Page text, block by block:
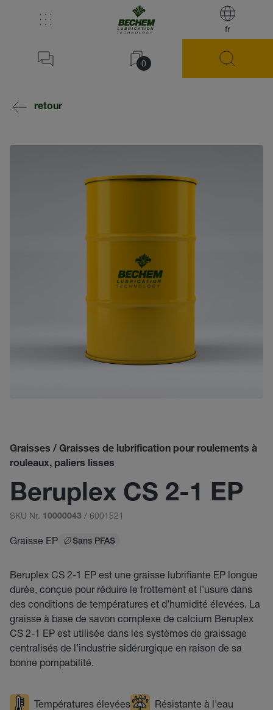
fr
0
retour
Graisses / Graisses de lubrification pour roulements à
rouleaux, paliers lisses
Beruplex CS 2-1 EP
SKU Nr. 10000043 / 6001521
Graisse EP Sans PFAS
Beruplex CS 2-1 EP est une graisse lubrifiante EP longue
durée, conçue pour réduire le frottement et l’usure dans
des conditions de températures et d’humidité élevées. La
graisse à base de savon complexe de calcium Beruplex
CS 2-1 EP est utilisée dans les systèmes de graissage
centralisés de l’industrie sidérurgique en raison de sa
bonne pompabilité.
Températures élevées
Résistante à l'eau